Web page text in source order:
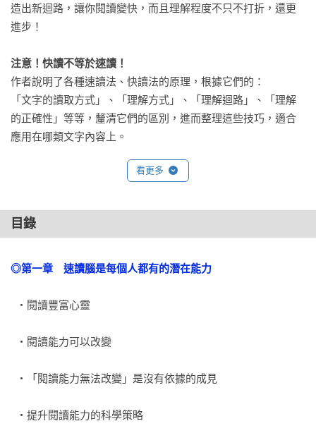
造出新迴路，讓你閱讀變快，而且理解程度不只不打折，還更
進步！
注意！快讀不等於速讀！
作者說明了各種速讀法、快讀法的原理，根據它們的：
「文字的讀取方式」、「理解方式」、「理解迴路」、「理解
的正確性」等等，釐清它們的區別，進而整理這些技巧，適合
應用在哪類文字內容上。
而速讀能力，其實更關係著：
會變快，還能極致發揮你其他方面的能力。
找出你的飲食生活缺點、培養生活體力，這樣，你才有足夠專
解的能力」能提升「快速理解的能力」，大腦產生新迴路，思
滿！
你是否因工作、課業需要，得在短時間閱讀大量文字？
看更多
目錄
◎第一章　速讀腦是每個人都有的潛在能力
  ‧閱讀豐富心靈
  ‧閱讀能力可以改變
  ‧「閱讀能力無法改變」是沒有依據的成見
  ‧提升閱讀能力的科學策略